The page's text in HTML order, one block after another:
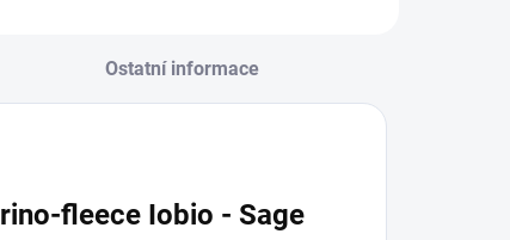
Ostatní informace
fleece Iobio - Sage